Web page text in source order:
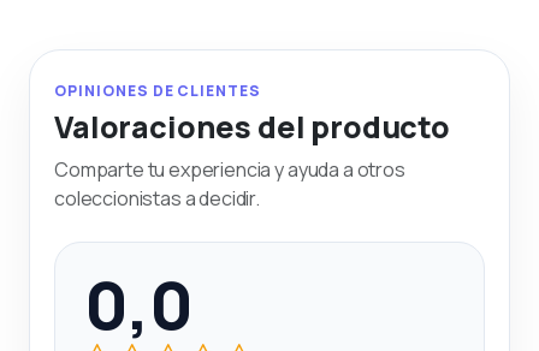
OPINIONES DE CLIENTES
Valoraciones del producto
Comparte tu experiencia y ayuda a otros
coleccionistas a decidir.
0,0